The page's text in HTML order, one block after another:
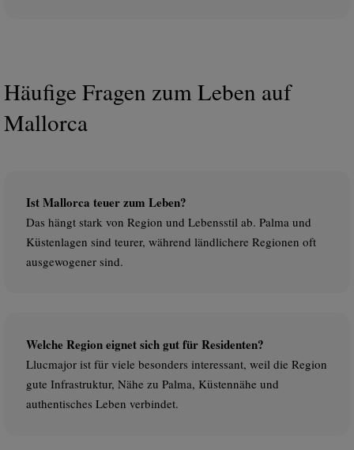
Häufige Fragen zum Leben auf
Mallorca
Ist Mallorca teuer zum Leben?
Das hängt stark von Region und Lebensstil ab. Palma und
Küstenlagen sind teurer, während ländlichere Regionen oft
ausgewogener sind.
Welche Region eignet sich gut für Residenten?
Llucmajor ist für viele besonders interessant, weil die Region
gute Infrastruktur, Nähe zu Palma, Küstennähe und
authentisches Leben verbindet.